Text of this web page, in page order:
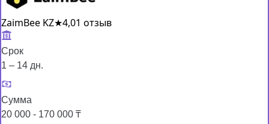
ZaimBee KZ★4,01 отзыв
Срок
1 – 14 дн.
Сумма
20 000 - 170 000 ₸